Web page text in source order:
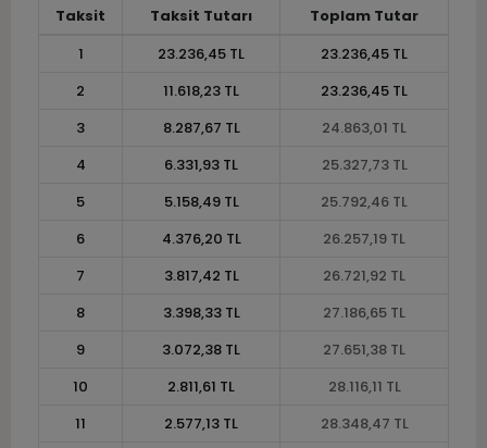
Taksit Taksit Tutarı
Toplam Tutar
1
23.236,45 TL
23.236,45 TL
2
11.618,23 TL
23.236,45 TL
3
8.287,67 TL
24.863,01 TL
4
6.331,93 TL
25.327,73 TL
5
5.158,49 TL
25.792,46 TL
6
4.376,20 TL
26.257,19 TL
7
3.817,42 TL
26.721,92 TL
8
3.398,33 TL
27.186,65 TL
9
3.072,38 TL
27.651,38 TL
10
2.811,61 TL
28.116,11 TL
11
2.577,13 TL
28.348,47 TL